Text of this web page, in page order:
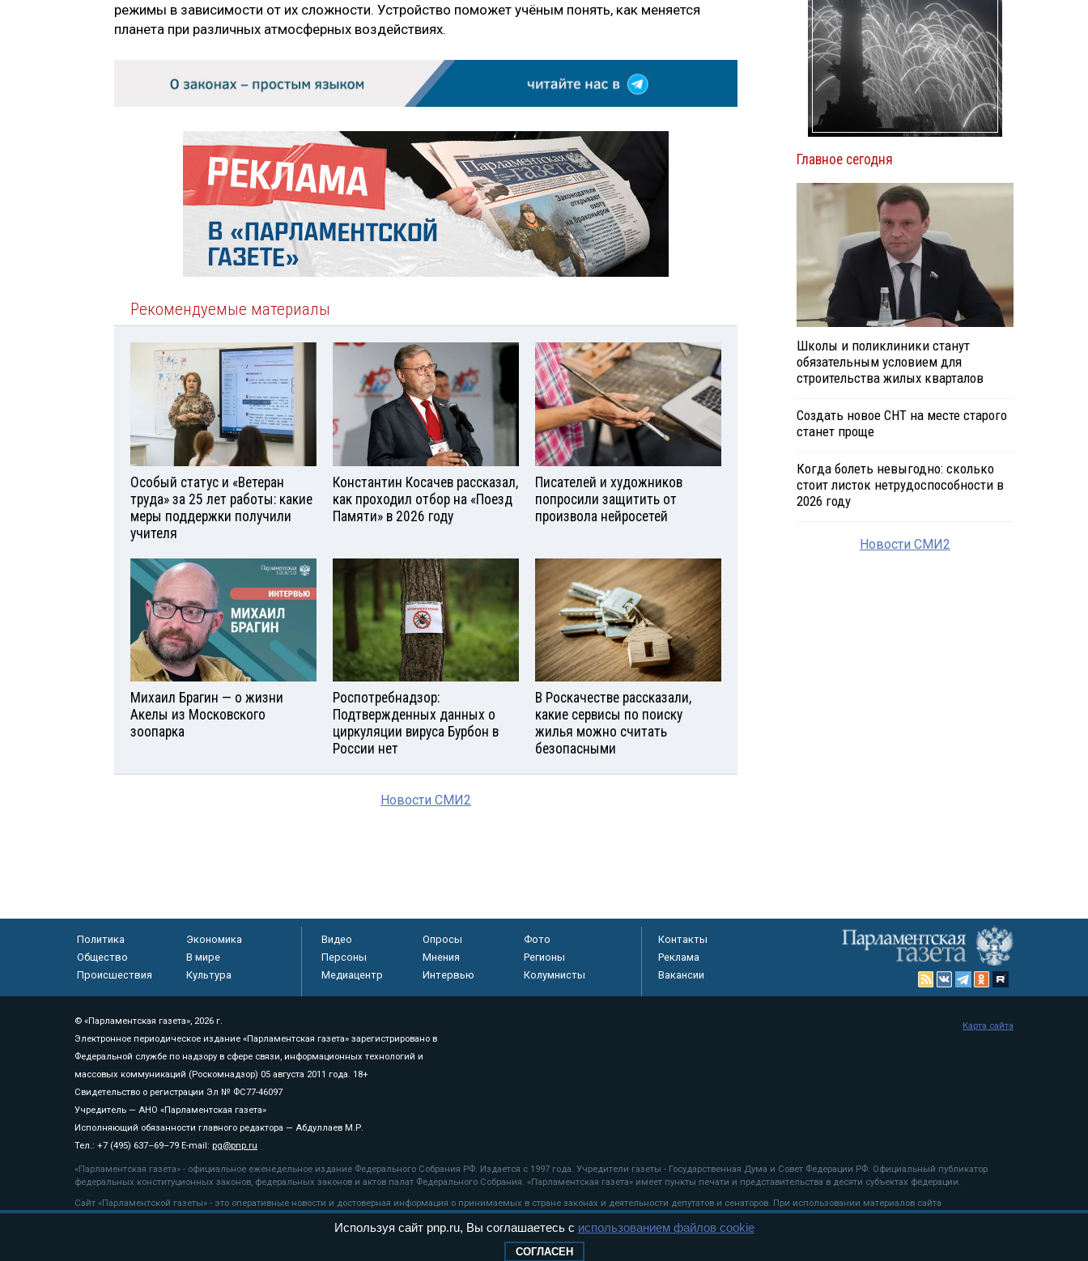
режимы в зависимости от их сложности. Устройство поможет учёным понять, как меняется
планета при различных атмосферных воздействиях.
Рекомендуемые материалы
Особый статус и «Ветеран
труда» за 25 лет работы: какие
меры поддержки получили
учителя
Константин Косачев рассказал,
как проходил отбор на «Поезд
Памяти» в 2026 году
Писателей и художников
попросили защитить от
произвола нейросетей
Михаил Брагин — о жизни
Акелы из Московского
зоопарка
Роспотребнадзор:
Подтвержденных данных о
циркуляции вируса Бурбон в
России нет
В Роскачестве рассказали,
какие сервисы по поиску
жилья можно считать
безопасными
Новости СМИ2
Главное сегодня
Школы и поликлиники станут
обязательным условием для
строительства жилых кварталов
Создать новое СНТ на месте старого
станет проще
Когда болеть невыгодно: сколько
стоит листок нетрудоспособности в
2026 году
Новости СМИ2
Политика
Экономика
Общество
В мире
Происшествия
Культура
Видео Опросы
Фото
Персоны
Мнения
Регионы
Медиацентр
Интервью Колумнисты
Контакты
Реклама
Вакансии
© «Парламентская газета», 2026 г.
Электронное периодическое издание «Парламентская газета» зарегистрировано в
Федеральной службе по надзору в сфере связи, информационных технологий и
массовых коммуникаций (Роскомнадзор) 05 августа 2011 года. 18+
Свидетельство о регистрации Эл № ФС77-46097
Учредитель — АНО «Парламентская газета»
Исполняющий обязанности главного редактора — Абдуллаев М.Р.
Тел.: +7 (495) 637–69–79 E-mail: pg@pnp.ru
«Парламентская газета» - официальное еженедельное издание Федерального Собрания РФ. Издается с 1997 года. Учредители газеты - Государственная Дума и Совет Федерации РФ. Официальный публикатор
федеральных конституционных законов, федеральных законов и актов палат Федерального Собрания. «Парламентская газета» имеет пункты печати и представительства в десяти субъектах федерации.
Сайт «Парламентской газеты» - это оперативные новости и достоверная информация о принимаемых в стране законах и деятельности депутатов и сенаторов. При использовании материалов сайта
«Парламентской газеты» активная ссылка на pnp.ru обязательна.
рекомендательные технологии
Карта сайта
Используя сайт pnp.ru, Вы соглашаетесь с использованием файлов cookie
СОГЛАСЕН